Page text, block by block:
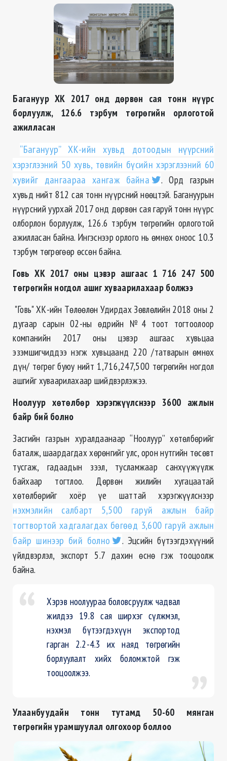
Багануур ХК 2017 онд дөрвөн сая тонн нүүрс
борлуулж, 126.6 тэрбум төгрөгийн орлоготой
ажилласан
“Багануур” ХК-ийн хувьд дотоодын нүүрсний
хэрэглээний 50 хувь, төвийн бүсийн хэрэглээний 60
хувийг дангаараа хангаж байна
. Орд газрын
хувьд нийт 812 сая тонн нүүрсний нөөцтэй. Багануурын
нүүрсний уурхай 2017 онд дөрвөн сая гаруй тонн нүүрс
олборлон борлуулж, 126.6 тэрбум төгрөгийн орлоготой
ажилласан байна. Ингэснээр орлого нь өмнөх оноос 10.3
тэрбум төгрөгөөр өссөн байна.
Говь ХК 2017 оны цэвэр ашгаас 1 716 247 500
төгрөгийн ногдол ашиг хуваарилахаар болжээ
"Говь" ХК-ийн Төлөөлөн Удирдах Зөвлөлийн 2018 оны 2
дугаар сарын 02-ны өдрийн №4 тоот тогтоолоор
компанийн 2017 оны цэвэр ашгаас хувьцаа
эзэмшигчиддээ нэгж хувьцаанд 220 /татварын өмнөх
дүн/ төгрөг буюу нийт 1,716,247,500 төгрөгийн ногдол
ашгийг хуваарилахаар шийдвэрлэжээ.
Ноолуур хөтөлбөр хэрэгжүүлснээр 3600 ажлын
байр бий болно
Засгийн газрын хуралдаанаар “Ноолуур” хөтөлбөрийг
баталж, шаардагдах хөрөнгийг улс, орон нутгийн төсөвт
тусгаж, гадаадын зээл, тусламжаар санхүүжүүлж
байхаар тогтлоо. Дөрвөн жилийн хугацаатай
хөтөлбөрийг хоёр үе шаттай хэрэгжүүлснээр
нэхмэлийн салбарт 5,500 гаруй ажлын байр
тогтвортой хадгалагдах бөгөөд 3,600 гаруй ажлын
байр шинээр бий болно
. Эцсийн бүтээгдэхүүний
үйлдвэрлэл, экспорт 5.7 дахин өснө гэж тооцоолж
байна.
Хэрэв ноолуураа боловсруулж чадвал
жилдээ 19.8 сая ширхэг сүлжмэл,
нэхмэл бүтээгдэхүүн экспортод
гарган 2.2-4.3 их наяд төгрөгийн
борлуулалт хийх боломжтой гэж
тооцоолжээ.
Улаанбуудайн тонн тутамд 50-60 мянган
төгрөгийн урамшуулал олгохоор боллоо